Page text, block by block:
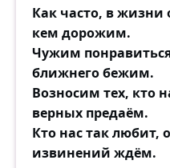
Как часто, в жизни
кем дорожим.
Чужим
ближнего бежим.
Возносим тех, кто
верных предаём.
Кто нас так
извинений ждём.